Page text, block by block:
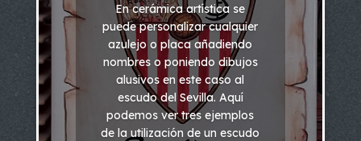
En cerámica artística se
puede personalizar cualquier
azulejo o placa añadiendo
nombres o poniendo dibujos
alusivos en este caso al
escudo del Sevilla. Aquí
podemos ver tres ejemplos
de la utilización de un escudo